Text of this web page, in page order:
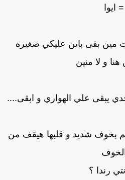
ايوا
بقى باين عليكي صغيره
و لا منين
يبقى علي الهواري و ابقى....
بخوف شديد و قلبها هيقف من
رندا ؟